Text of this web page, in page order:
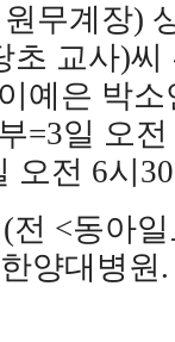
무계장)
초 교사)
예은 박
=3일 오
전 6시
<동아
양대병원